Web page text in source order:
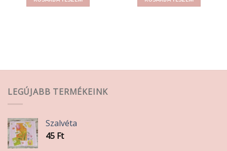
LEGÚJABB TERMÉKEINK
Szalvéta
45 Ft